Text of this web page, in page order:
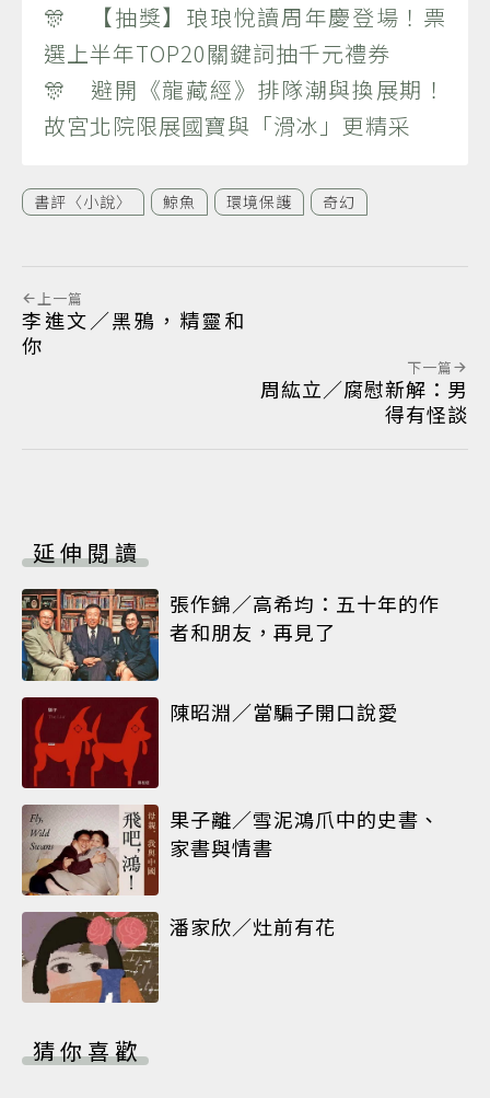
🎊 【抽獎】琅琅悅讀周年慶登場！票
選上半年TOP20關鍵詞抽千元禮券
🎊 避開《龍藏經》排隊潮與換展期！
故宮北院限展國寶與「滑冰」更精采
書評〈小說〉 鯨魚 環境保護 奇幻
上一篇
李進文／黑鴉，精靈和
你
下一篇
周紘立／腐慰新解：男
得有怪談
延伸閱讀
張作錦／高希均：五十年的作
者和朋友，再見了
陳昭淵／當騙子開口說愛
果子離／雪泥鴻爪中的史書、
家書與情書
潘家欣／灶前有花
猜你喜歡